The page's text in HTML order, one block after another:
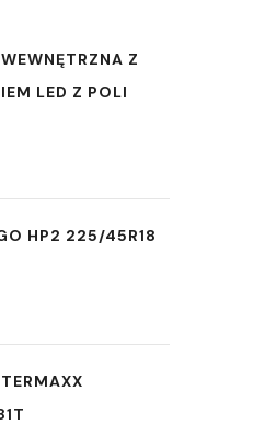
Z
LED Z POLI
HP2 225/45R18